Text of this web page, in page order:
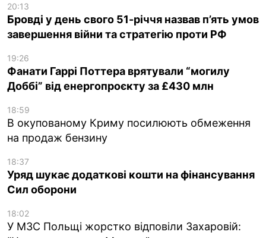
20:13
Бровді у день свого 51-річчя назвав п’ять умов
завершення війни та стратегію проти РФ
19:26
Фанати Гаррі Поттера врятували “могилу
Доббі” від енергопроєкту за £430 млн
18:59
В окупованому Криму посилюють обмеження
на продаж бензину
18:37
Уряд шукає додаткові кошти на фінансування
Сил оборони
18:02
У МЗС Польщі жорстко відповіли Захаровій: